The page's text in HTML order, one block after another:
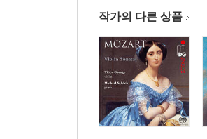
작가의 다른 상품